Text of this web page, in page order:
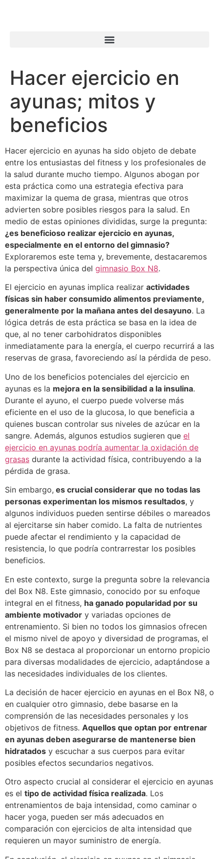
Hacer ejercicio en
ayunas; mitos y
beneficios
Hacer ejercicio en ayunas ha sido objeto de debate
entre los entusiastas del fitness y los profesionales de
la salud durante mucho tiempo. Algunos abogan por
esta práctica como una estrategia efectiva para
maximizar la quema de grasa, mientras que otros
advierten sobre posibles riesgos para la salud. En
medio de estas opiniones divididas, surge la pregunta:
¿es beneficioso realizar ejercicio en ayunas,
especialmente en el entorno del gimnasio?
Exploraremos este tema y, brevemente, destacaremos
la perspectiva única del gimnasio Box N8.
El ejercicio en ayunas implica realizar actividades
físicas sin haber consumido alimentos previamente,
generalmente por la mañana antes del desayuno. La
lógica detrás de esta práctica se basa en la idea de
que, al no tener carbohidratos disponibles
inmediatamente para la energía, el cuerpo recurrirá a las
reservas de grasa, favoreciendo así la pérdida de peso.
Uno de los beneficios potenciales del ejercicio en
ayunas es la mejora en la sensibilidad a la insulina.
Durante el ayuno, el cuerpo puede volverse más
eficiente en el uso de la glucosa, lo que beneficia a
quienes buscan controlar sus niveles de azúcar en la
sangre. Además, algunos estudios sugieren que el
ejercicio en ayunas podría aumentar la oxidación de
grasas durante la actividad física, contribuyendo a la
pérdida de grasa.
Sin embargo, es crucial considerar que no todas las
personas experimentan los mismos resultados, y
algunos individuos pueden sentirse débiles o mareados
al ejercitarse sin haber comido. La falta de nutrientes
puede afectar el rendimiento y la capacidad de
resistencia, lo que podría contrarrestar los posibles
beneficios.
En este contexto, surge la pregunta sobre la relevancia
del Box N8. Este gimnasio, conocido por su enfoque
integral en el fitness, ha ganado popularidad por su
ambiente motivador y variadas opciones de
entrenamiento. Si bien no todos los gimnasios ofrecen
el mismo nivel de apoyo y diversidad de programas, el
Box N8 se destaca al proporcionar un entorno propicio
para diversas modalidades de ejercicio, adaptándose a
las necesidades individuales de los clientes.
La decisión de hacer ejercicio en ayunas en el Box N8, o
en cualquier otro gimnasio, debe basarse en la
comprensión de las necesidades personales y los
objetivos de fitness. Aquellos que optan por entrenar
en ayunas deben asegurarse de mantenerse bien
hidratados y escuchar a sus cuerpos para evitar
posibles efectos secundarios negativos.
Otro aspecto crucial al considerar el ejercicio en ayunas
es el tipo de actividad física realizada. Los
entrenamientos de baja intensidad, como caminar o
hacer yoga, pueden ser más adecuados en
comparación con ejercicios de alta intensidad que
requieren un mayor suministro de energía.